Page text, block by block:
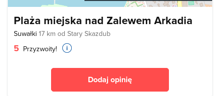
Plaża miejska nad Zalewem Arkadia
Suwałki 17 km od Stary Skazdub
5 Przyzwoity!
Dodaj opinię